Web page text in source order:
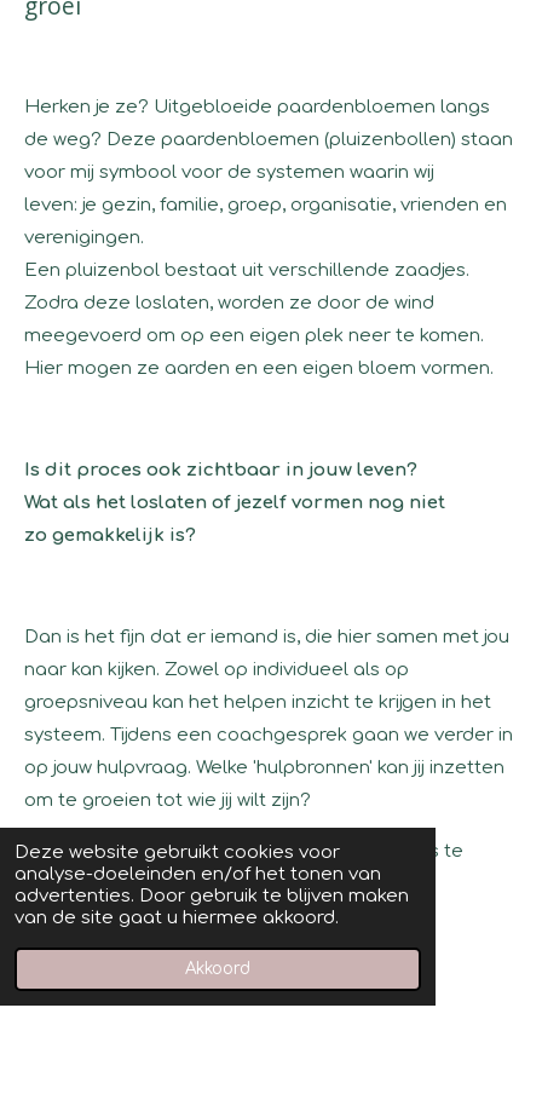
Deze website gebruikt cookies voor
analyse-doeleinden en/of het tonen van
advertenties. Door gebruik te blijven maken
van de site gaat u hiermee akkoord.
Akkoord
Herken je ze? Uitgebloeide paardenbloemen langs
de weg? Deze paardenbloemen (pluizenbollen) staan
voor mij symbool voor de systemen waarin wij
leven: je gezin, familie, groep, organisatie, vrienden en
verenigingen.
Een pluizenbol bestaat uit verschillende zaadjes.
Zodra deze loslaten, worden ze door de wind
meegevoerd om op een eigen plek neer te komen.
Hier mogen ze aarden en een eigen bloem vormen.
Is dit proces ook zichtbaar in jouw leven?
Wat als het loslaten of jezelf vormen nog niet
zo gemakkelijk is?
Dan is het fijn dat er iemand is, die hier samen met jou
naar kan kijken. Zowel op individueel als op
groepsniveau kan het helpen inzicht te krijgen in het
systeem. Tijdens een coachgesprek gaan we verder in
op jouw hulpvraag. Welke 'hulpbronnen' kan jij inzetten
om te groeien tot wie jij wilt zijn?
Nieuwsgierig? Je bent altijd welkom om kennis te
maken. Ik zie je graag!
Neem gerust contact op